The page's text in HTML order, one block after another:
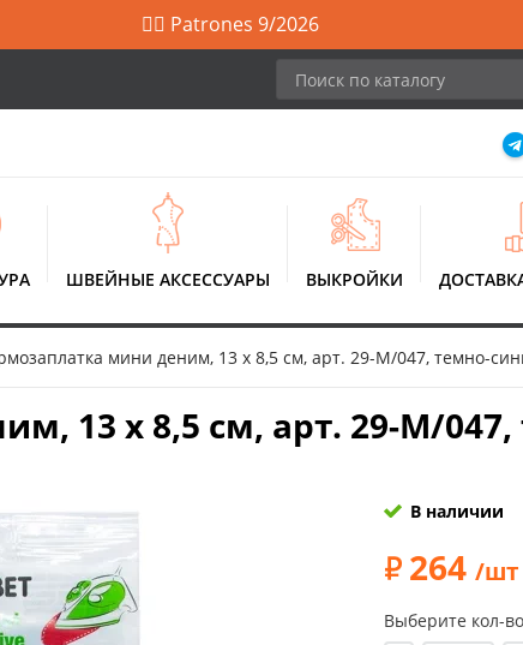
🙋‍♀️ Patrones 9/2026
ШВЕЙНЫЕ АКСЕССУАРЫ ВЫКРОЙКИ
мини деним, 13 х 8,5 см, арт. 29-М/047, темно-
13 х 8,5 см, арт. 29-М/
В наличии
264 /шт
Выберите кол-